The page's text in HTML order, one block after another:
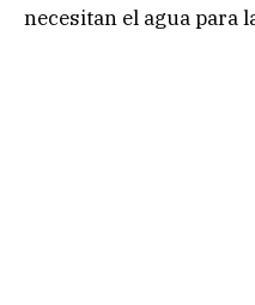
necesitan el agua para